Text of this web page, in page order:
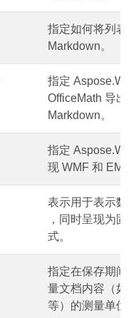
指定如何将列表
Markdown。
指定
OfficeMath 导出
Markdown。
指定
现 WMF 和
表示用于表示数
，同时呈现为
式。
指定在保存期间
量文档内容（如
等）的测量单位